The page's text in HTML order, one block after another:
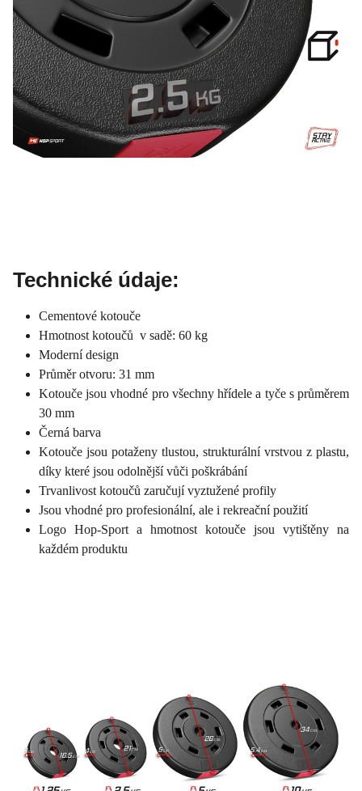
Technické údaje:
Cementové kotouče
Hmotnost kotoučů v sadě: 60 kg
Moderní design
Průměr otvoru: 31 mm
Kotouče jsou vhodné pro všechny hřídele a tyče s průměrem
30 mm
Černá barva
Kotouče jsou potaženy tlustou, strukturální vrstvou z plastu,
díky které jsou odolnější vůči poškrábání
Trvanlivost kotoučů zaručují vyztužené profily
Jsou vhodné pro profesionální, ale i rekreační použití
Logo Hop-Sport a hmotnost kotouče jsou vytištěny na
každém produktu